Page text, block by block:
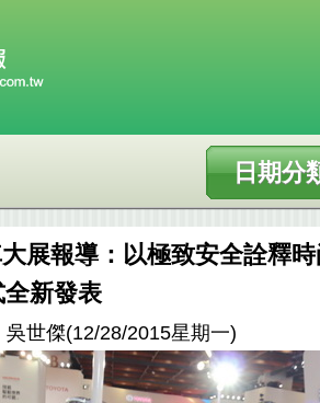
日期分
展報導：以極致安全詮釋
新發表
世傑(12/28/2015星期一)